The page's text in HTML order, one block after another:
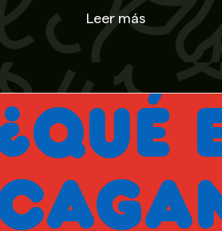
desplazarnos a cualquier
los materiales necesarios
contáctanos y te daremos
Leer más
ES